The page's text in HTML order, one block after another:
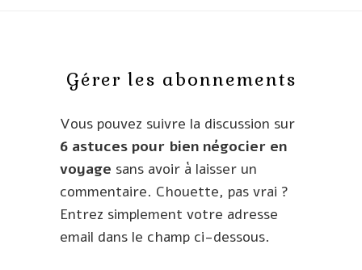
Gérer les abonnements
Vous pouvez suivre la discussion sur
6 astuces pour bien négocier en
voyage sans avoir à laisser un
commentaire. Chouette, pas vrai ?
Entrez simplement votre adresse
email dans le champ ci-dessous.